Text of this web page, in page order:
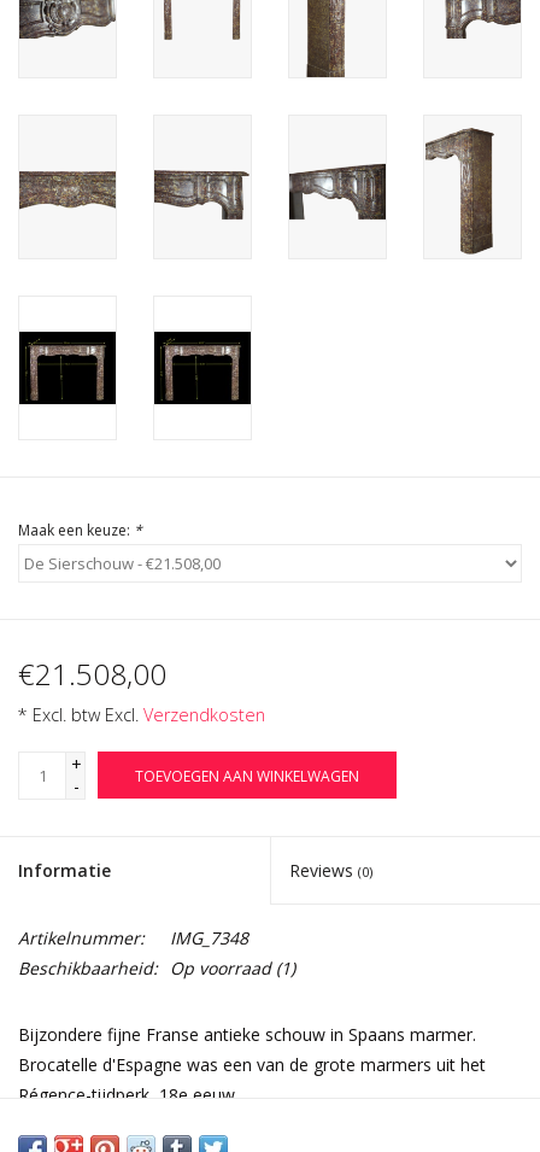
Login
Maak een keuze: *
€21.508,00
* Excl. btw Excl. Verzendkosten
+
-
TOEVOEGEN AAN WINKELWAGEN
Informatie Reviews (0)
Artikelnummer:
IMG_7348
Beschikbaarheid: Op voorraad(1)
Bijzondere fijne Franse antieke schouw in Spaans marmer.
Brocatelle d'Espagne was een van de grote marmers uit het
Régence-tijdperk, 18e eeuw.